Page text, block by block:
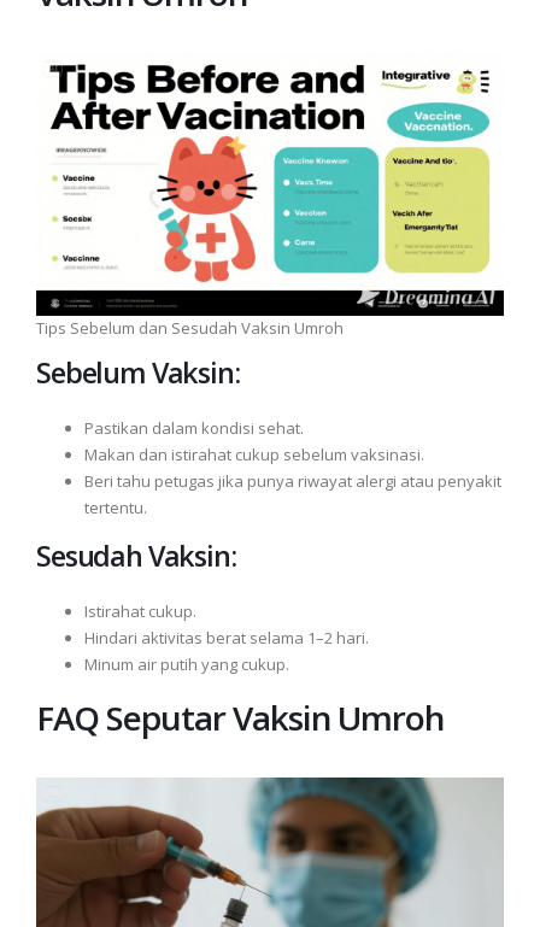
Tips Sebelum dan Sesudah Vaksin Umroh
Sebelum Vaksin:
Pastikan dalam kondisi sehat.
Makan dan istirahat cukup sebelum vaksinasi.
Beri tahu petugas jika punya riwayat alergi atau penyakit
tertentu.
Sesudah Vaksin:
Istirahat cukup.
Hindari aktivitas berat selama 1–2 hari.
Minum air putih yang cukup.
FAQ Seputar Vaksin Umroh